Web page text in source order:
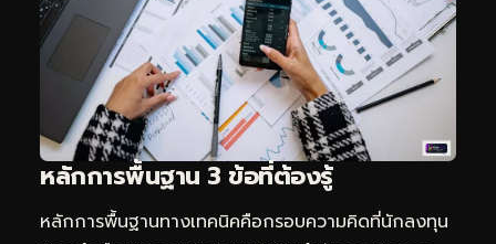
หลักการพื้นฐาน 3 ข้อที่ต้องรู้
หลักการพื้นฐานทางเทคนิคคือกรอบความคิดที่นักลงทุน